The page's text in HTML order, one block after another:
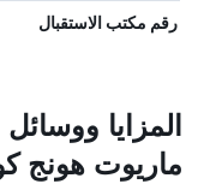
رقم مكتب الاستقبال
المزايا
ماريوت هونج